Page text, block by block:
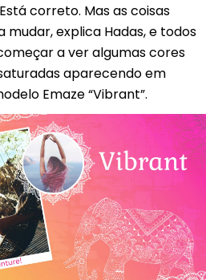
correto. Mas as coisas
explica Hadas, e todos
a ver algumas cores
aparecendo em
Emaze “Vibrant”.